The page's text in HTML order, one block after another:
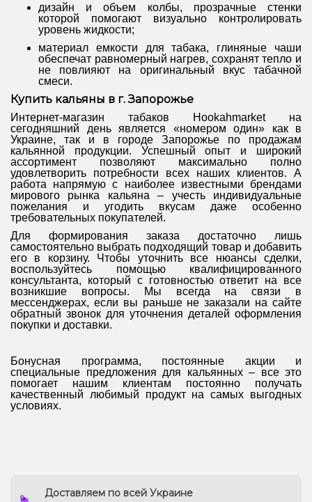
дизайн и объем колбы, прозрачные стенки
которой помогают визуально контролировать
уровень жидкости;
материал емкости для табака, глиняные чаши
обеспечат равномерный нагрев, сохранят тепло и
не повлияют на оригинальный вкус табачной
смеси.
Купить кальяны в г. Запорожье
Интернет-магазин табаков
Hookahmarket на
сегодняшний день является «номером один» как в
Украине, так и в городе Запорожье
по продажам
кальянной продукции. Успешный опыт и широкий
ассортимент позволяют максимально полно
удовлетворить потребности всех наших клиентов. А
работа напрямую с наиболее известными брендами
мирового рынка кальяна – учесть индивидуальные
пожелания и угодить вкусам даже особенно
требовательных покупателей.
Для формирования заказа достаточно лишь
самостоятельно выбрать подходящий товар и добавить
его в корзину. Чтобы уточнить все нюансы сделки,
воспользуйтесь помощью квалифицированного
консультанта, который с готовностью ответит на все
возникшие вопросы. Мы всегда на связи в
мессенджерах, если вы раньше не заказали на сайте
обратный звонок для уточнения деталей оформления
покупки и доставки.
Бонусная программа, постоянные акции и
специальные предложения для кальянных – все это
помогает нашим клиентам постоянно получать
качественный любимый продукт на самых выгодных
условиях.
Доставляем по всей Украине